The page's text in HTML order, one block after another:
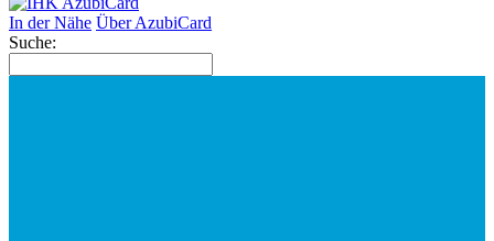
In der Nähe Über AzubiCard
Suche: